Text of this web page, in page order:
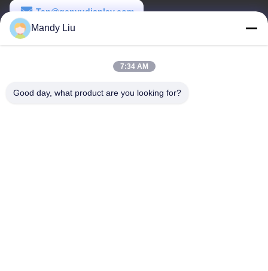
Tan@genyudisplay.com
Εργασιακό χρόνο
Mandy Liu
7:34 AM
Good day, what product are you looking for?